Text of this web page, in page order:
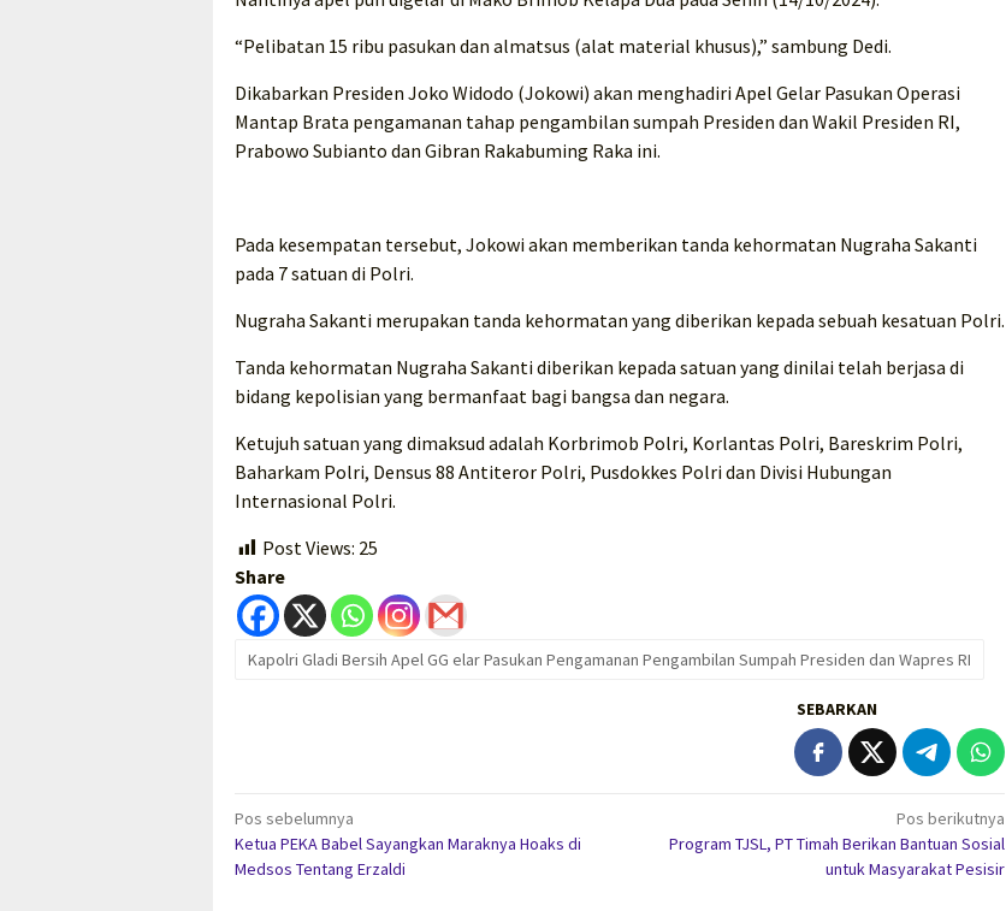
“Pelibatan 15 ribu pasukan dan almatsus (alat material khusus),” sambung Dedi.
Dikabarkan Presiden Joko Widodo (Jokowi) akan menghadiri Apel Gelar Pasukan Operasi
Mantap Brata pengamanan tahap pengambilan sumpah Presiden dan Wakil Presiden RI,
Prabowo Subianto dan Gibran Rakabuming Raka ini.
Pada kesempatan tersebut, Jokowi akan memberikan tanda kehormatan Nugraha Sakanti
pada 7 satuan di Polri.
Nugraha Sakanti merupakan tanda kehormatan yang diberikan kepada sebuah kesatuan Polri.
Tanda kehormatan Nugraha Sakanti diberikan kepada satuan yang dinilai telah berjasa di
bidang kepolisian yang bermanfaat bagi bangsa dan negara.
Ketujuh satuan yang dimaksud adalah Korbrimob Polri, Korlantas Polri, Bareskrim Polri,
Baharkam Polri, Densus 88 Antiteror Polri, Pusdokkes Polri dan Divisi Hubungan
Internasional Polri.
Post Views: 25
Share
Kapolri Gladi Bersih Apel GG elar Pasukan Pengamanan Pengambilan Sumpah Presiden dan Wapres RI
SEBARKAN
Navigasi
pos
Pos sebelumnya
Ketua PEKA Babel Sayangkan Maraknya Hoaks di
Medsos Tentang Erzaldi
Pos berikutnya
Program TJSL, PT Timah Berikan Bantuan Sosial
untuk Masyarakat Pesisir